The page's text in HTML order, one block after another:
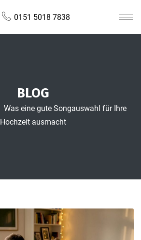
0151 5018 7838
BLOG
Was eine gute Songauswahl für Ihre
Hochzeit ausmacht